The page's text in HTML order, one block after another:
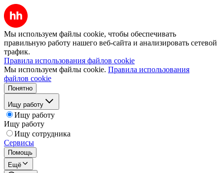
Мы используем файлы cookie, чтобы обеспечивать
правильную работу нашего веб-сайта и анализировать сетевой
трафик.
Правила использования файлов cookie
Мы используем файлы cookie. Правила использования
файлов cookie
Понятно
Ищу работу
Ищу работу
Ищу работу
Ищу сотрудника
Сервисы
Помощь
Ещё